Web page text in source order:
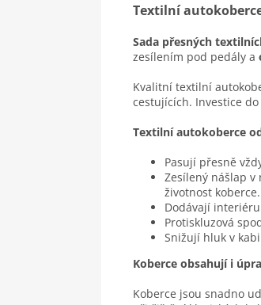
Textilní autokoberce
Sada přesných
zesílením pod pedály a
Kvalitní textilní
cestujících. Investice
Textilní autokoberce
Pasují přesně
Zesílený nášlap
životnost koberce.
Dodávají
Protiskluzová
Snižují hluk v
Koberce obsahují i
Koberce jsou snadno